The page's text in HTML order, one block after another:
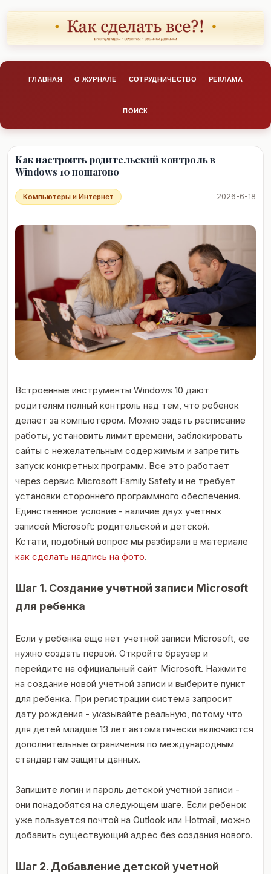
ГЛАВНАЯ О ЖУРНАЛЕ СОТРУДНИЧЕСТВО РЕКЛАМА
ПОИСК
Как настроить родительский контроль в
Windows 10 пошагово
Компьютеры и Интернет 2026-6-18
Встроенные инструменты Windows 10 дают
родителям полный контроль над тем, что ребенок
делает за компьютером. Можно задать расписание
работы, установить лимит времени, заблокировать
сайты с нежелательным содержимым и запретить
запуск конкретных программ. Все это работает
через сервис Microsoft Family Safety и не требует
установки стороннего программного обеспечения.
Единственное условие - наличие двух учетных
записей Microsoft: родительской и детской.
Кстати, подобный вопрос мы разбирали в материале
как сделать надпись на фото.
Шаг 1. Создание учетной записи Microsoft
для ребенка
Если у ребенка еще нет учетной записи Microsoft, ее
нужно создать первой. Откройте браузер и
перейдите на официальный сайт Microsoft. Нажмите
на создание новой учетной записи и выберите пункт
для ребенка. При регистрации система запросит
дату рождения - указывайте реальную, потому что
для детей младше 13 лет автоматически включаются
дополнительные ограничения по международным
стандартам защиты данных.
Запишите логин и пароль детской учетной записи -
они понадобятся на следующем шаге. Если ребенок
уже пользуется почтой на Outlook или Hotmail, можно
добавить существующий адрес без создания нового.
Шаг 2. Добавление детской учетной